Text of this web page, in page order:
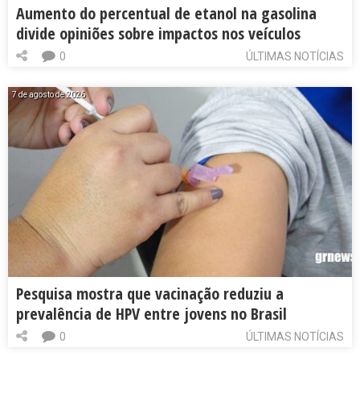
Aumento do percentual de etanol na gasolina
divide opiniões sobre impactos nos veículos
ÚLTIMAS NOTÍCIAS
0
7 de agosto de 2026
Pesquisa mostra que vacinação reduziu a
prevalência de HPV entre jovens no Brasil
ÚLTIMAS NOTÍCIAS
0